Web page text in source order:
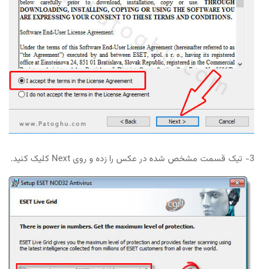
3- تیک قسمت مشخص شده در عکس را زده و روی Next کلیک کنید.